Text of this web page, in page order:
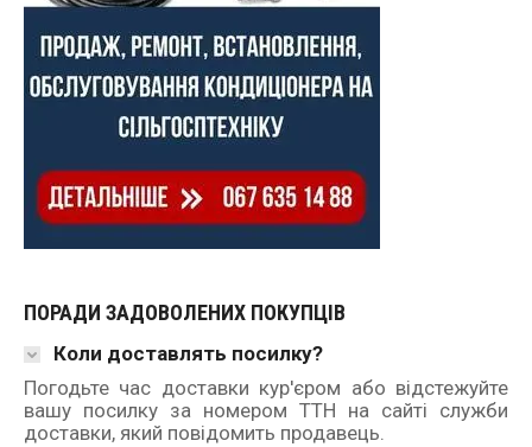
ПОРАДИ ЗАДОВОЛЕНИХ ПОКУПЦІВ
Коли доставлять посилку?
Погодьте час доставки кур'єром або відстежуйте
вашу посилку за номером ТТН на сайті служби
доставки, який повідомить продавець.